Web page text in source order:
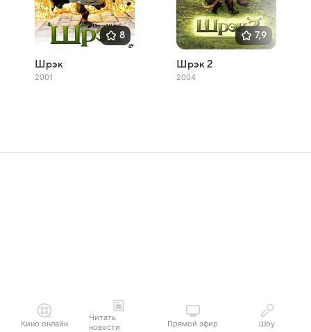
8
Шрэк
2001
7,9
Шрэк 2
2004
Кино онлайн
Читать
новости
Прямой эфир Шоу